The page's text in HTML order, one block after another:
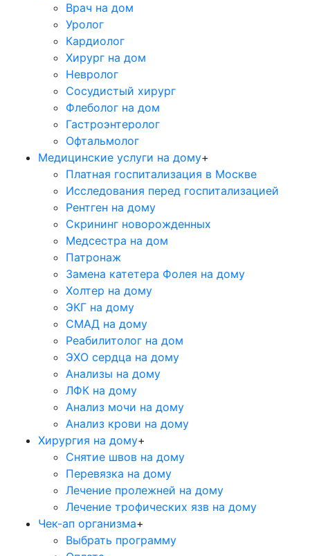
Врач на дом
Уролог
Кардиолог
Хирург на дом
Невролог
Сосудистый хирург
Флеболог на дом
Гастроэнтеролог
Офтальмолог
Медицинские услуги на дому+
Платная госпитализация в Москве
Исследования перед госпитализацией
Рентген на дому
Скрининг новорожденных
Медсестра на дом
Патронаж
Замена катетера Фолея на дому
Холтер на дому
ЭКГ на дому
СМАД на дому
Реабилитолог на дом
ЭХО сердца на дому
Анализы на дому
ЛФК на дому
Анализ мочи на дому
Анализ крови на дому
Хирургия на дому+
Снятие швов на дому
Перевязка на дому
Лечение пролежней на дому
Лечение трофических язв на дому
Чек-ап организма+
Выбрать программу